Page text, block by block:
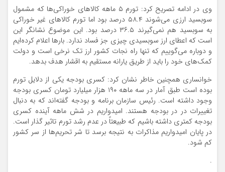
وی در ادامه تصریح کرد: تورم ۵ ماهه کالاهای خوراکی‌ها که مشمول
سوبسید ارزی می‌شوند ۵۸.۴ درصد بود اما تورم کالاهای غیر خوراکی
به سوبسید هم نمی‌گیرند ۳۶.۵ درصد بود. این موضوع نشانگر این
است که اعطای ارز سوبسیدی چیزی جز فساد ندارد. بارها اعلام کرده‌ایم
و دوباره می‌گوییم که تنها راه نجات کشور ارز تک نرخی است و دولت
کمک‌های خود را باید از طریق یارانه مستقیم به اقشار هدف بدهد.
خوانساری همچنین خاطر نشان کرد: کسری بودجه یکی از دلایل تورم
بوده است طبق آمار در سه ماهه ۱۹۰ هزار میلیارد تومان کسری بودجه
وجود داشته است. رئیس سازمان برنامه و بودجه گفته‌اند که به دنبال
تغییرات در در بودجه هستند. امیدواریم در شش ماهه آینده کسری
بودجه کمتری داشته باشیم که طبیعتاً در عدم رشد تورم تاثیر گذار است.
در پایان امیدواریم مذاکرات به نتیجه برسد تا شر تحریم‌ها از سر کشور
کم شود.
.